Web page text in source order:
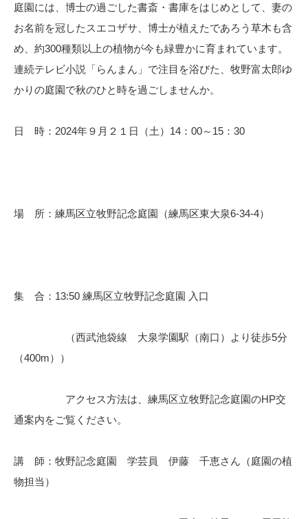
庭園には、博士の過ごした書斎・書庫をはじめとして、妻の
お名前を冠したスエコザサ、博士が植えたであろう草木も含
め、約300種類以上の植物が今も緑豊かに育まれています。
連続テレビ小説「らんまん」で注目を浴びた、牧野富太郎ゆ
かりの庭園で秋のひと時を過ごしませんか。
日 時：2024年９月２１日（土）14：00～15：30
場 所：練馬区立牧野記念庭園（練馬区東大泉6-34-4）
集 合：13:50 練馬区立牧野記念庭園 入口
（西武池袋線 大泉学園駅（南口）より徒歩5分
（400m））
アクセス方法は、練馬区立牧野記念庭園のHP交
通案内をご覧ください。
講 師：牧野記念庭園 学芸員 伊藤 千恵さん（庭園の植
物担当）